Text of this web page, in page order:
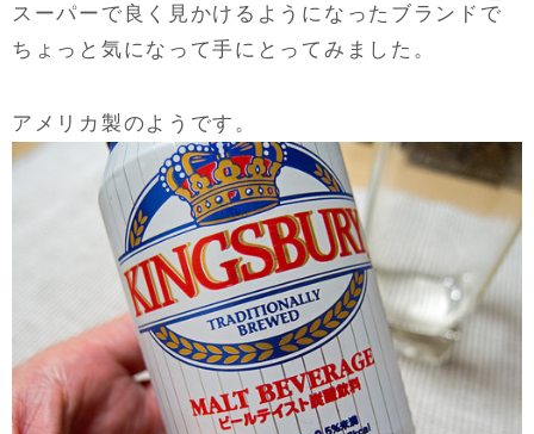
スーパーで良く見かけるようになったブランドで
ちょっと気になって手にとってみました。
アメリカ製のようです。